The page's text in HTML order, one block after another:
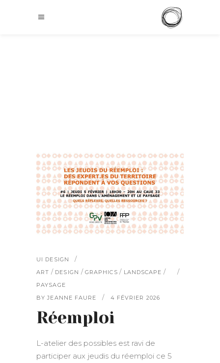
UI DESIGN
ART / DESIGN / GRAPHICS / LANDSCAPE /
PAYSAGE
BYJEANNE FAURE 4 FÉVRIER 2026
Réemploi
L-atelier des possibles est ravi de
participer aux jeudis du réemploi ce 5